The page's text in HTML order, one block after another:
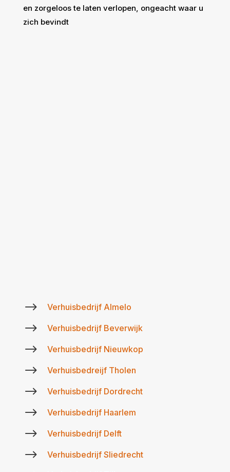
en zorgeloos te laten verlopen, ongeacht waar u
zich bevindt
$ Verhuisbedrijf Almelo
$ Verhuisbedrijf Beverwijk
$ Verhuisbedrijf Nieuwkop
$ Verhuisbedreijf Tholen
$ Verhuisbedrijf Dordrecht
$ Verhuisbedrijf Haarlem
$ Verhuisbedrijf Delft
$ Verhuisbedrijf Sliedrecht